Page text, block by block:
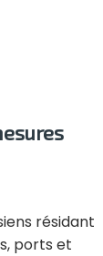
résidant
ports et